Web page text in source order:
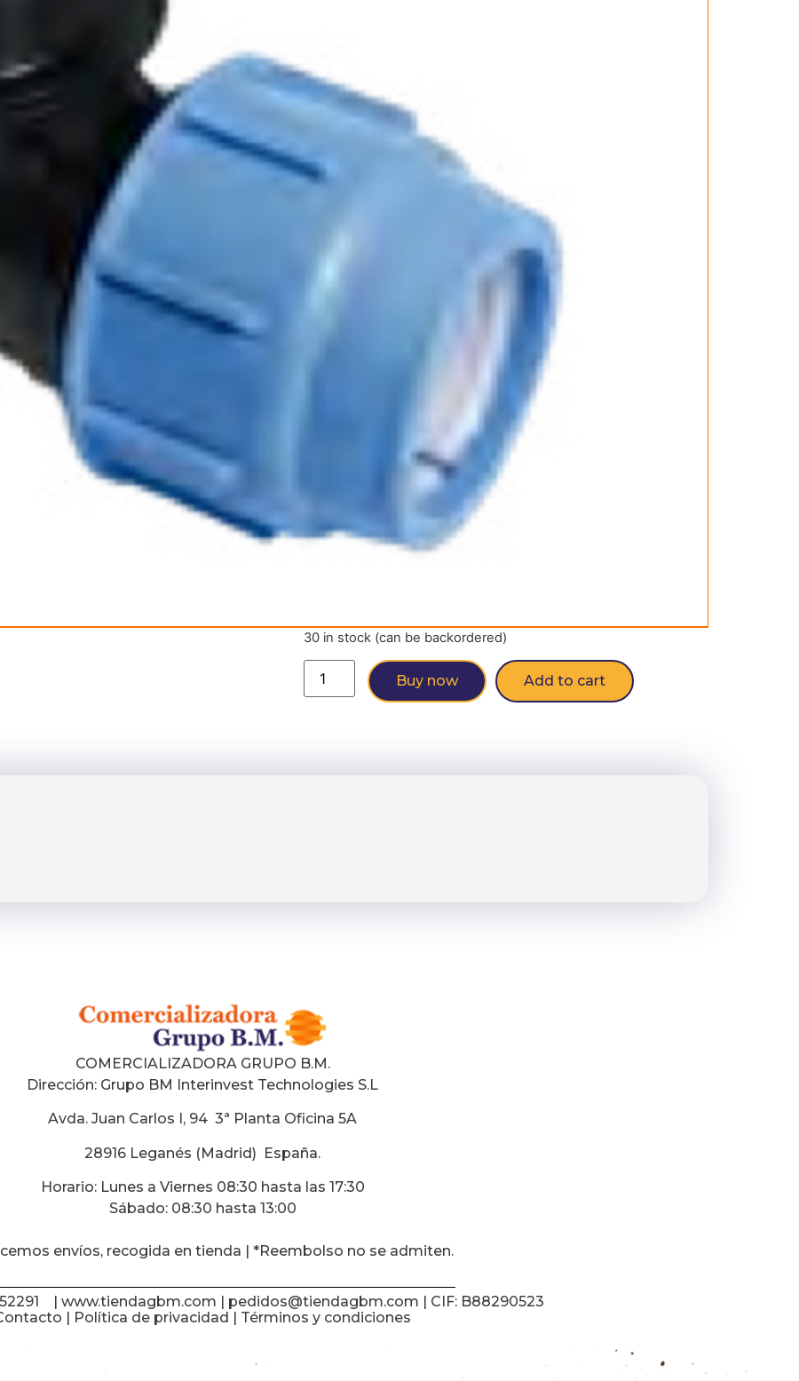
30 in stock (can be backordered)
Buy now Add to cart
COMERCIALIZADORA GRUPO B.M.
Dirección: Grupo BM Interinvest Technologies S.L
Avda. Juan Carlos I, 94 3ª Planta Oficina 5A
28916 Leganés (Madrid) España.
Horario: Lunes a Viernes 08:30 hasta las 17:30
Sábado: 08:30 hasta 13:00
envíos, recogida en tienda | *Reembolso no se admiten.
| www.tiendagbm.com | pedidos@tiendagbm.com | CIF: B88290523
Política de privacidad Términos y condiciones